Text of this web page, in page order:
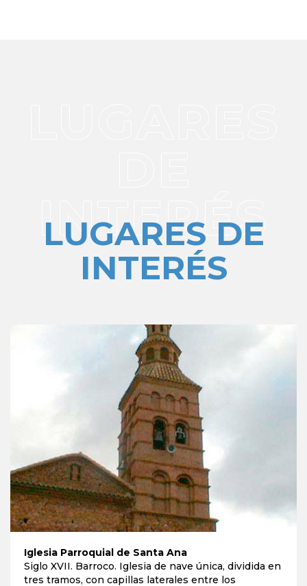
INTERÉS
LUGARES DE
INTERÉS
Iglesia Parroquial de Santa Ana
Siglo XVII. Barroco. Iglesia de nave única, dividida en
tres tramos, con capillas laterales entre los